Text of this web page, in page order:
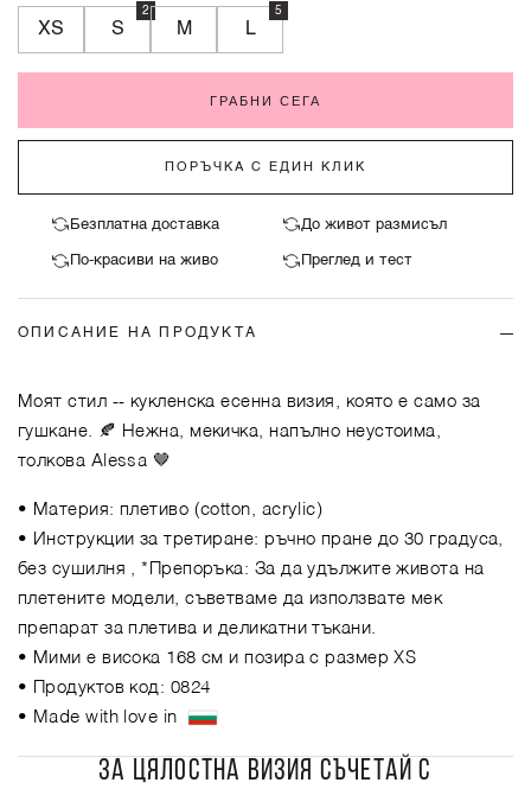
XS S
2
M L
5
ГРАБНИ СЕГА
ПОРЪЧКА С ЕДИН КЛИК
Безплатна доставка До живот размисъл
По-красиви на живо Преглед и тест
ОПИСАНИЕ НА ПРОДУКТА
Моят стил -- кукленска есенна визия, която е само за
гушкане. 🍂 Нежна, мекичка, напълно неустоима,
толкова Alessa 🤎
• Материя: плетиво (cotton, acrylic)
• Инструкции за третиране: ръчно пране до 30 градуса,
без сушилня , *Препоръка: За да удължите живота на
плетените модели, съветваме да използвате мек
препарат за плетива и деликатни тъкани.
• Мими е висока 168 см и позира с размер XS
• Продуктов код: 0824
• Made with love in
ЗА ЦЯЛОСТНА ВИЗИЯ СЪЧЕТАЙ С